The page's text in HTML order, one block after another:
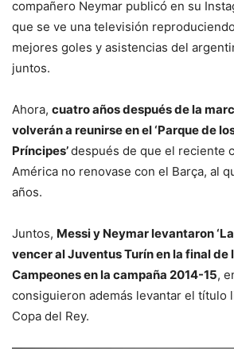
compañero Neymar publicó en su
que se ve una televisión
mejores goles y asistencias del
juntos.
Ahora, cuatro años después de la
volverán a reunirse en el ‘Parque de
Príncipes’después de que el reciente
América no renovase con el Barça, al
años.
Juntos, Messi y Neymar levantaron
vencer al Juventus Turín en la final de
Campeones en la campaña 2014-15,
consiguieron además levantar el título
Copa del Rey.